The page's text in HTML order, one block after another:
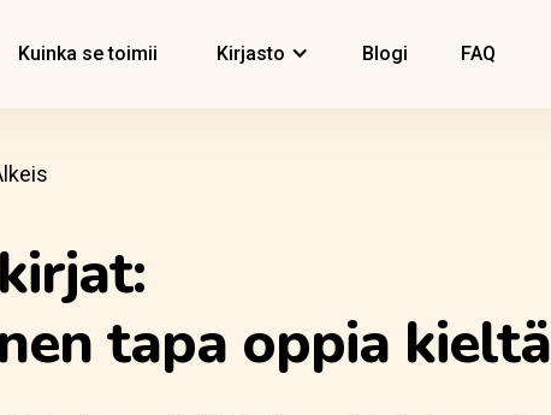
Kuinka se toimii Kirjasto Blogi FAQ
tapa oppia kieltä